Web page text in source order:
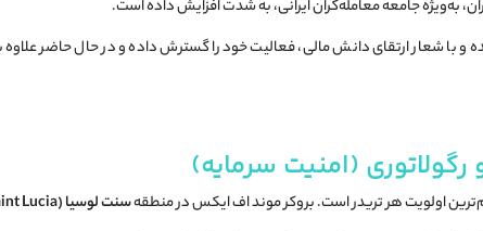
به‌ویژه جامعه معامله‌گران ایرانی، به شدت افزایش داده است.
و با شعار ارتقای دانش مالی، فعالیت خود را گسترش داده و در حال حاضر علاوه
رگولاتوری (امنیت سرمایه)
اولویت هر تریدر است. بروکر موند اف ایکس در منطقهسنت لوسیا (Saint Lucia)